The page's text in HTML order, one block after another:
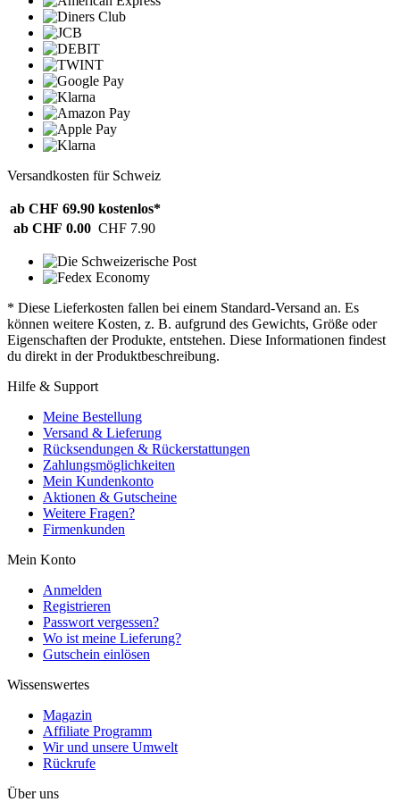
Versandkosten für Schweiz
ab CHF 69.90 kostenlos*
ab CHF 0.00 CHF 7.90
* Diese Lieferkosten fallen bei einem Standard-Versand an. Es
können weitere Kosten, z. B. aufgrund des Gewichts, Größe oder
Eigenschaften der Produkte, entstehen. Diese Informationen findest
du direkt in der Produktbeschreibung.
Hilfe & Support
Meine Bestellung
Versand & Lieferung
Rücksendungen & Rückerstattungen
Zahlungsmöglichkeiten
Mein Kundenkonto
Aktionen & Gutscheine
Weitere Fragen?
Firmenkunden
Mein Konto
Anmelden
Registrieren
Passwort vergessen?
Wo ist meine Lieferung?
Gutschein einlösen
Wissenswertes
Magazin
Affiliate Programm
Wir und unsere Umwelt
Rückrufe
Über uns